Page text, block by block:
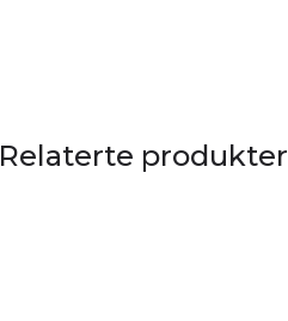
Relaterte produkter